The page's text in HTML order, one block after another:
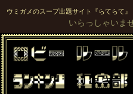
ウミガメのスープ出題サイト『らてらて』
いらっしゃいませ